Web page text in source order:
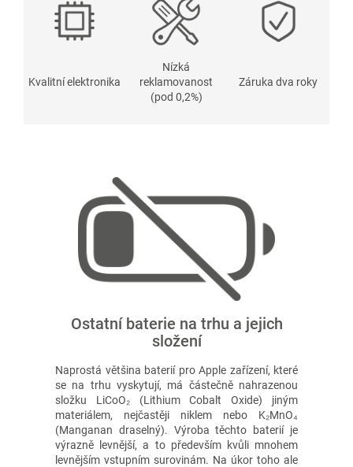
Kvalitní elektronika
Nízká
reklamovanost
(pod 0,2%)
Záruka dva roky
Ostatní baterie na trhu a jejich
složení
Naprostá většina baterií pro Apple zařízení, které
se na trhu vyskytují, má částečně nahrazenou
složku LiCoO₂ (Lithium Cobalt Oxide) jiným
materiálem, nejčastěji niklem nebo K₂MnO₄
(Manganan draselný). Výroba těchto baterií je
výrazně levnější, a to především kvůli mnohem
levnějším vstupním surovinám. Na úkor toho ale